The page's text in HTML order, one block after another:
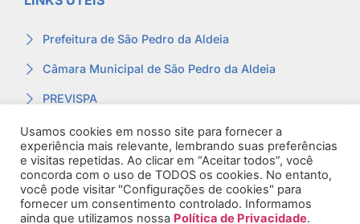
Prefeitura de São Pedro da Aldeia
Câmara Municipal de São Pedro da Aldeia
PREVISPA
Ouvidoria
Contracheque
Webmail
Usamos cookies em nosso site para fornecer a
experiência mais relevante, lembrando suas preferências
e visitas repetidas. Ao clicar em “Aceitar todos”, você
concorda com o uso de TODOS os cookies. No entanto,
você pode visitar "Configurações de cookies" para
fornecer um consentimento controlado. Informamos
ainda que utilizamos nossa Política de Privacidade.